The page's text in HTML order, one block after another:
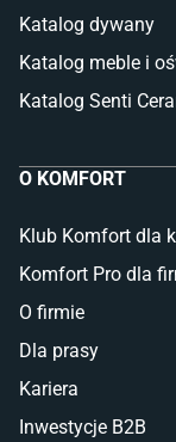
Katalog dywany
Katalog meble i
Katalog Senti
O KOMFORT
Klub Komfort dla
Komfort Pro dla
O firmie
Dla prasy
Kariera
Inwestycje B2B